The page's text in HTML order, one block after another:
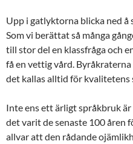
Upp i gatlyktorna blicka ned å
Som vi berättat så många
till stor del en klassfråga och
få en vettig vård.
det kallas alltid för kvalitetens
Inte ens ett ärligt språkbruk
det varit de senaste 100 åren
allvar att den rådande